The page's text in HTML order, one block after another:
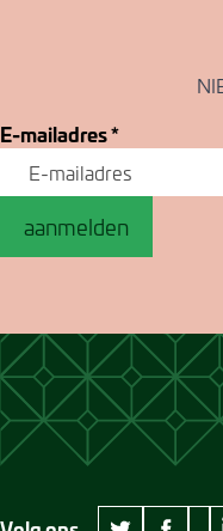
E-mailadres*
aanmelden